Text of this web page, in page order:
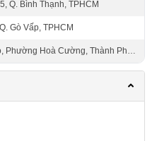
Q. Bình Thạnh, TPHCM
Gò Vấp, TPHCM
Phường Hoà Cường, Thành Phố